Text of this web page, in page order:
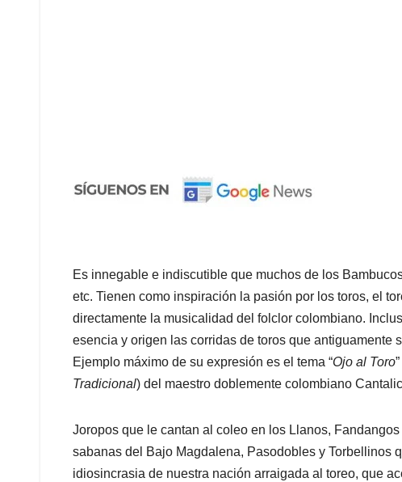
Es innegable e indiscutible que muchos de los
etc. Tienen como inspiración la pasión por los toros, el
directamente la musicalidad del folclor colombiano.
esencia y origen las corridas de toros que antiguamente
Ejemplo máximo de su expresión es el tema “Ojo al Toro
Tradicional) del maestro doblemente colombiano
Joropos que le cantan al coleo en los Llanos,
sabanas del Bajo Magdalena, Pasodobles y Torbellinos
idiosincrasia de nuestra nación arraigada al toreo, que